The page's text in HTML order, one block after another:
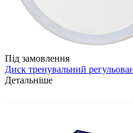
Під замовлення
Диск тренувальний
Детальніше